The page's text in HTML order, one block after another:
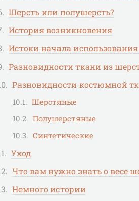
Шерсть или полушерсть?
История возникновения
Истоки начала
Разновидности ткани из
Разновидности костюмной
Шерстяные
Полушерстяные
Синтетические
Уход
Что вам нужно знать о весе
Немного истории